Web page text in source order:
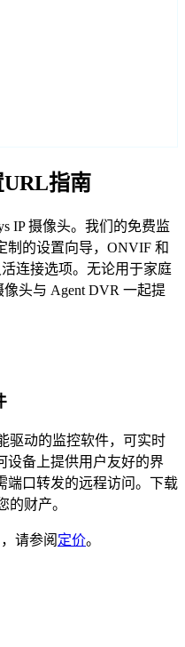
URL指南
IP 摄像头。我们的免费监
制的设置向导，ONVIF 和
连接选项。无论用于家庭
像头与 Agent DVR 一起提
驱动的监控软件，可实时
设备上提供用户友好的界
端口转发的远程访问。下载
的财产。
请参阅 定价。